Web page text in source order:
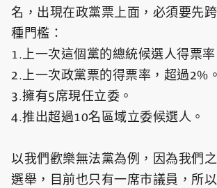
名，出現在政黨票上面，必須要先
種門檻：
1.上一次這個黨的總統候選人得票率
2.上一次政黨票的得票率，超過2%。
3.擁有5席現任立委。
4.推出超過10名區域立委候選人。
以我們歡樂無法黨為例，因為我們
選舉，目前也只有一席市議員，所